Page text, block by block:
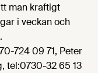
man kraftigt
i veckan och
724 09 71, Peter
tel:0730-32 65 13